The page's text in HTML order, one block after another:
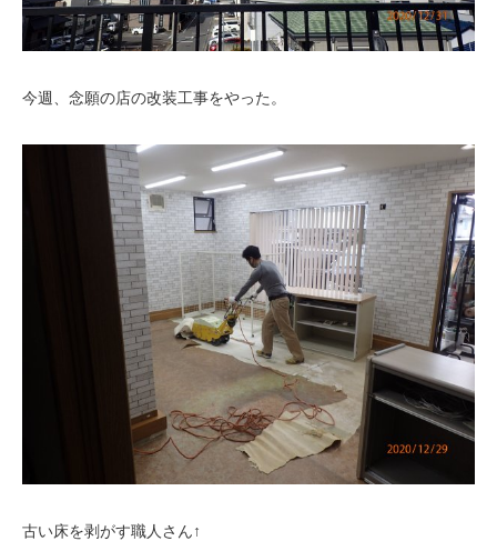
今週、念願の店の改装工事をやった。
古い床を剥がす職人さん↑